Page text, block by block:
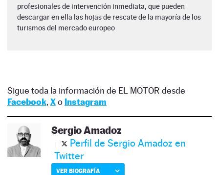
profesionales de intervención inmediata, que pueden
descargar en ella las hojas de rescate de la mayoría de los
turismos del mercado europeo
Sigue toda la información de EL MOTOR desde
Facebook, Xo Instagram
Sergio Amadoz
Perfil de Sergio Amadoz en
Twitter
VER BIOGRAFÍA